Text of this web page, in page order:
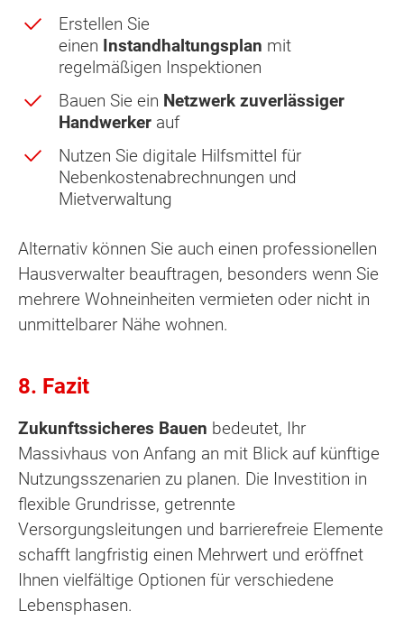
Erstellen Sie
einen Instandhaltungsplan mit
regelmäßigen Inspektionen
Bauen Sie ein Netzwerk zuverlässiger
Handwerker auf
Nutzen Sie digitale Hilfsmittel für
Nebenkostenabrechnungen und
Mietverwaltung
Alternativ können Sie auch einen professionellen
Hausverwalter beauftragen, besonders wenn Sie
mehrere Wohneinheiten vermieten oder nicht in
unmittelbarer Nähe wohnen.
8. Fazit
Zukunftssicheres Bauen bedeutet, Ihr
Massivhaus von Anfang an mit Blick auf künftige
Nutzungsszenarien zu planen. Die Investition in
flexible Grundrisse, getrennte
Versorgungsleitungen und barrierefreie Elemente
schafft langfristig einen Mehrwert und eröffnet
Ihnen vielfältige Optionen für verschiedene
Lebensphasen.